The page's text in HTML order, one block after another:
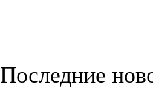
Последние